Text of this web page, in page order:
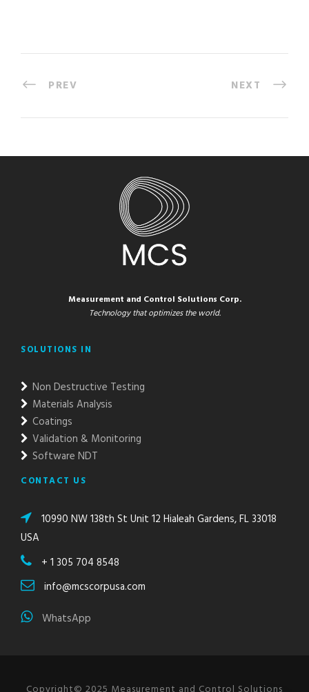
PREV NEXT
Measurement and Control Solutions Corp.
Technology that optimizes the world.
SOLUTIONS IN
Non Destructive Testing
Materials Analysis
Coatings
Validation & Monitoring
Software NDT
CONTACT US
10990 NW 138th St Unit 12 Hialeah Gardens, FL 33018
USA
+ 1 305 704 8548
info@mcscorpusa.com
WhatsApp